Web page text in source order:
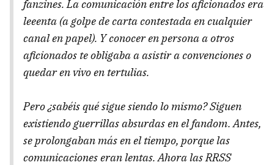
fanzines. La comunicación entre los aficionados era
leeenta (a golpe de carta contestada en cualquier
canal en papel). Y conocer en persona a otros
aficionados te obligaba a asistir a convenciones o
quedar en vivo en tertulias.
Pero ¿sabéis qué sigue siendo lo mismo? Siguen
existiendo guerrillas absurdas en el fandom. Antes,
se prolongaban más en el tiempo, porque las
comunicaciones eran lentas. Ahora las RRSS